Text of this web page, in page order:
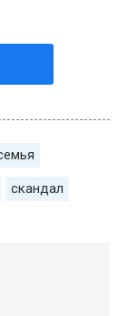
скандал